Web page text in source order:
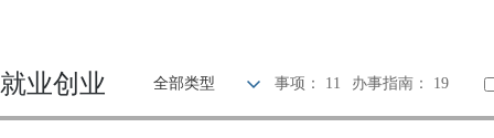
就业创业 全部类型 事项： 11 办事指南： 19